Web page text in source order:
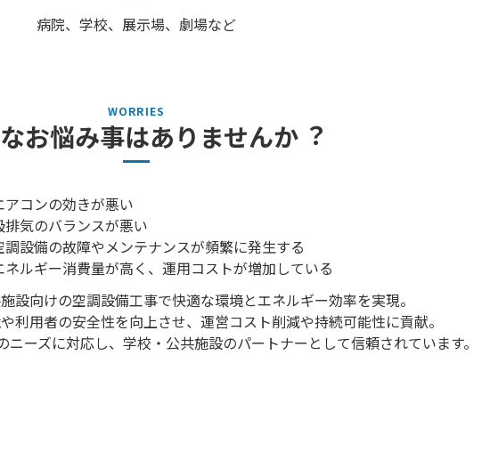
病院、学校、展⽰場、劇場など
お悩み事はありませんか︖
アコンの効きが悪い
排気のバランスが悪い
調設備の故障やメンテナンスが頻繁に発⽣する
ネルギー消費量が⾼く、運⽤コストが増加している
設向けの空調設備⼯事で快適な環境とエネルギー効率を実現。
利⽤者の安全性を向上させ、運営コスト削減や持続可能性に貢献。
ーズに対応し、学校・公共施設のパートナーとして信頼されています。